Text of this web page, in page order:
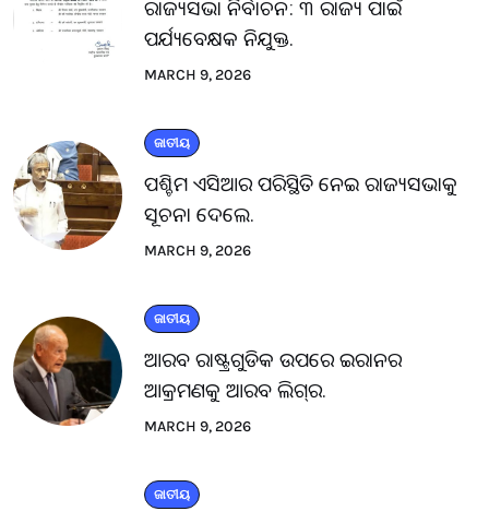
ରାଜ୍ୟସଭା ନିର୍ବାଚନ: ୩ ରାଜ୍ୟ ପାଇଁ
ପର୍ଯ୍ୟବେକ୍ଷକ ନିଯୁକ୍ତ.
MARCH 9, 2026
ଜାତୀୟ
ପଶ୍ଚିମ ଏସିଆର ପରିସ୍ଥିତି ନେଇ ରାଜ୍ୟସଭାକୁ
ସୂଚନା ଦେଲେ.
MARCH 9, 2026
ଜାତୀୟ
ଆରବ ରାଷ୍ଟ୍ରଗୁଡିକ ଉପରେ ଇରାନର
ଆକ୍ରମଣକୁ ଆରବ ଲିଗ୍‌ର.
MARCH 9, 2026
ଜାତୀୟ